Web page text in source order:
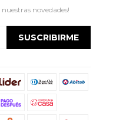
novedades!
SUSCRIBIRME